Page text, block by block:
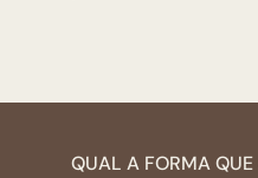
QUAL A FORMA QUE